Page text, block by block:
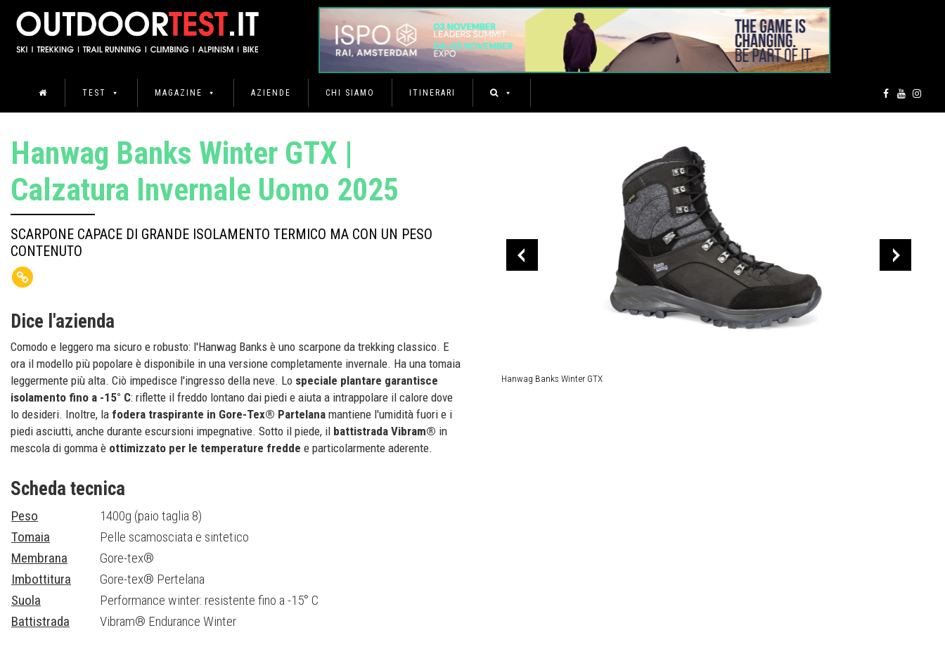
TEST MAGAZINE AZIENDE CHI SIAMO ITINERARI
Hanwag Banks Winter GTX
Hanwag Banks Winter GTX |
Calzatura Invernale Uomo 2025
SCARPONE CAPACE DI GRANDE ISOLAMENTO TERMICO MA CON UN PESO
CONTENUTO
Dice l'azienda
Comodo e leggero ma sicuro e robusto: l'Hanwag Banks è uno scarpone da trekking classico. E
ora il modello più popolare è disponibile in una versione completamente invernale. Ha una tomaia
leggermente più alta. Ciò impedisce l'ingresso della neve. Lo speciale plantare garantisce
isolamento fino a -15° C: riflette il freddo lontano dai piedi e aiuta a intrappolare il calore dove
lo desideri. Inoltre, la fodera traspirante in Gore-Tex® Partelana mantiene l'umidità fuori e i
piedi asciutti, anche durante escursioni impegnative. Sotto il piede, il battistrada Vibram® in
mescola di gomma è ottimizzato per le temperature fredde e particolarmente aderente.
Scheda tecnica
Peso
1400g (paio taglia 8)
Tomaia
Pelle scamosciata e sintetico
Membrana
Gore-tex®
Imbottitura
Gore-tex® Pertelana
Suola
Performance winter: resistente fino a -15° C
Battistrada
Vibram® Endurance Winter